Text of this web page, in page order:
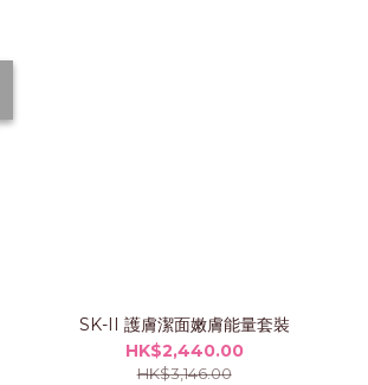
SK-II 護膚潔面嫩膚能量套裝
HK$2,440.00
HK$3,146.00